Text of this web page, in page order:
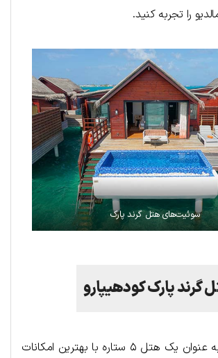
را تجربه کنید.
سوئیت‌های هتل گرند پارک
گرند پارک کودهیپارو
هتل گرند پارک به عنوان یک هتل ۵ ستاره با بهترین امکانات